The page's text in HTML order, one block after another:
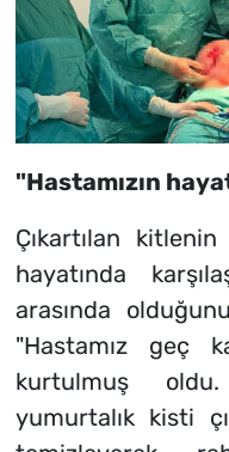
"Hastamızın
Çıkartılan
hayatında
arasında
"Hastamız geç
kurtulmuş
yumurtalık kisti